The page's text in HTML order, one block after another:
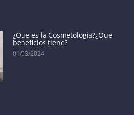
¿Que es la Cosmetologia?¿Que
beneficios tiene?
01/03/2024